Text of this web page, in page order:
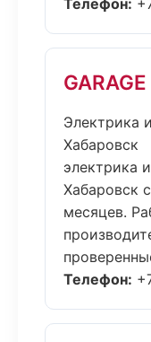
Телефон:
Электрика
Хабаровск
электрика
Хабаровск
месяцев.
Телефон: